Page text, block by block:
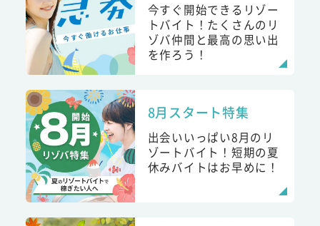
今すぐ開始できるリゾー
トバイト！たくさんのリ
ゾバ仲間と最高の思い出
を作ろう！
8月スタート特集
出会いいっぱい8月のリ
ゾートバイト！短期の夏
休みバイトはお早めに！